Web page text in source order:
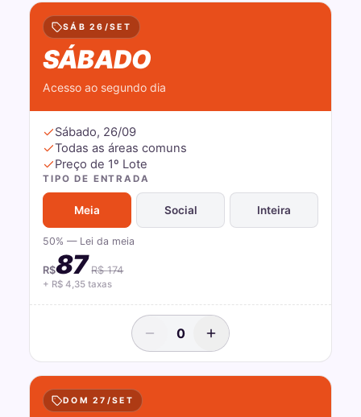
SÁB 26/SET
SÁBADO
Acesso ao segundo dia
Sábado, 26/09
Todas as áreas comuns
Preço de 1º Lote
TIPO DE ENTRADA
Meia Social Inteira
50% — Lei da meia
R$87 R$174
+ R$ 4,35 taxas
0
DOM 27/SET